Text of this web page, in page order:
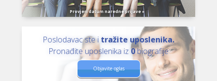
Provjeri datum naredne prijave »
Poslodavac ste i tražite uposlenika.
Pronađite uposlenika iz 0biografije
Objavite oglas